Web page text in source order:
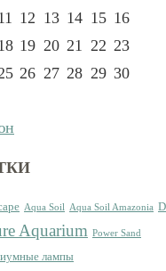
12 13 14 15 16
19 20 21 22 23
26 27 28 29 30
Aqua Soil Aqua Soil Amazonia
Aquarium Power Sand
лампы